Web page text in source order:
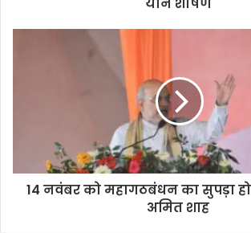
14 नवंबर को महागठबंधन का सुपड़ा
अमित शाह